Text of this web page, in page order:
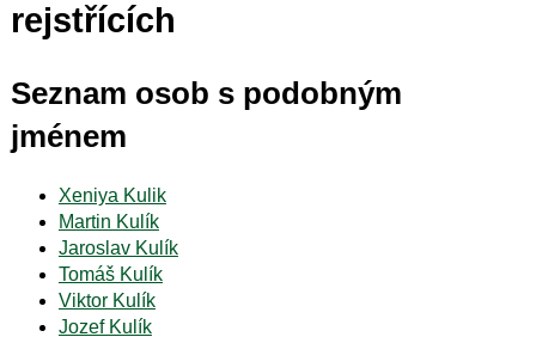
rejstřících
Seznam osob s podobným
jménem
Xeniya Kulik
Martin Kulík
Jaroslav Kulík
Tomáš Kulík
Viktor Kulík
Jozef Kulík